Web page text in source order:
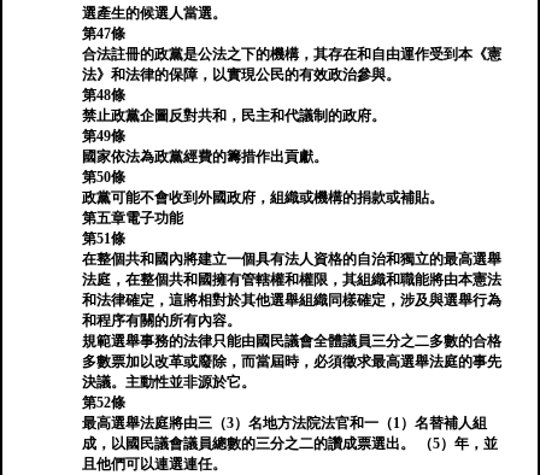
選產生的候選人當選。
第47條
合法註冊的政黨是公法之下的機構，其存在和自由運作受到本《憲
法》和法律的保障，以實現公民的有效政治參與。
第48條
禁止政黨企圖反對共和，民主和代議制的政府。
第49條
國家依法為政黨經費的籌措作出貢獻。
第50條
政黨可能不會收到外國政府，組織或機構的捐款或補貼。
第五章電子功能
第51條
在整個共和國內將建立一個具有法人資格的自治和獨立的最高選舉
法庭，在整個共和國擁有管轄權和權限，其組織和職能將由本憲法
和法律確定，這將相對於其他選舉組織同樣確定，涉及與選舉行為
和程序有關的所有內容。
規範選舉事務的法律只能由國民議會全體議員三分之二多數的合格
多數票加以改革或廢除，而當屆時，必須徵求最高選舉法庭的事先
決議。主動性並非源於它。
第52條
最高選舉法庭將由三（3）名地方法院法官和一（1）名替補人組
成，以國民議會議員總數的三分之二的讚成票選出。 （5）年，並
且他們可以連選連任。